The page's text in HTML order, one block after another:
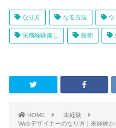
なり方 なる方法
実務経験無し 技術
HOME
未経験
Webデザイナーのなり方 | 未経験